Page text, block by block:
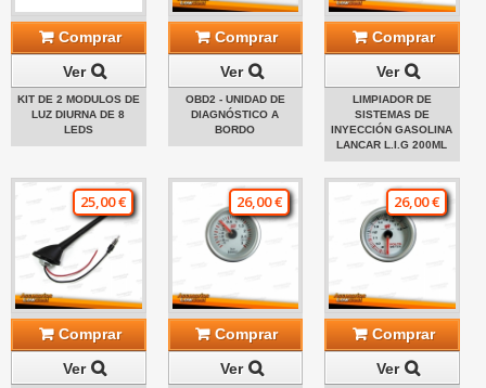
Comprar
Ver
KIT DE 2 MODULOS DE
LUZ DIURNA DE 8
LEDS
Comprar
Ver
OBD2 - UNIDAD DE
DIAGNÓSTICO A
BORDO
Comprar
Ver
LIMPIADOR DE
SISTEMAS DE
INYECCIÓN GASOLINA
LANCAR L.I.G 200ML
25,00 €
Comprar
Ver
26,00 €
Comprar
Ver
26,00 €
Comprar
Ver